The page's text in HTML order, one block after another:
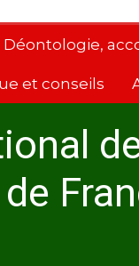
Déontologie,
et conseils